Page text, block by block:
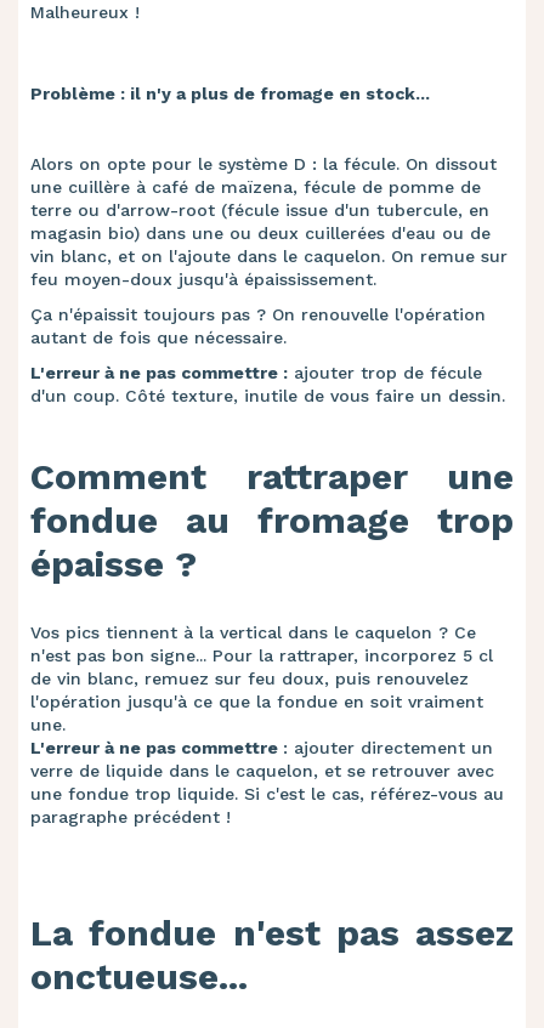
Malheureux !
Problème : il n'y a plus de fromage en stock...
Alors on opte pour le système D : la fécule. On dissout
une cuillère à café de maïzena, fécule de pomme de
terre ou d'arrow-root (fécule issue d'un tubercule, en
magasin bio) dans une ou deux cuillerées d'eau ou de
vin blanc, et on l'ajoute dans le caquelon. On remue sur
feu moyen-doux jusqu'à épaississement.
Ça n'épaissit toujours pas ? On renouvelle l'opération
autant de fois que nécessaire.
L'erreur à ne pas commettre : ajouter trop de fécule
d'un coup. Côté texture, inutile de vous faire un dessin.
Comment rattraper une
fondue au fromage trop
épaisse ?
Vos pics tiennent à la vertical dans le caquelon ? Ce
n'est pas bon signe... Pour la rattraper, incorporez 5 cl
de vin blanc, remuez sur feu doux, puis renouvelez
l'opération jusqu'à ce que la fondue en soit vraiment
une.
L'erreur à ne pas commettre : ajouter directement un
verre de liquide dans le caquelon, et se retrouver avec
une fondue trop liquide. Si c'est le cas, référez-vous au
paragraphe précédent !
La fondue n'est pas assez
onctueuse...